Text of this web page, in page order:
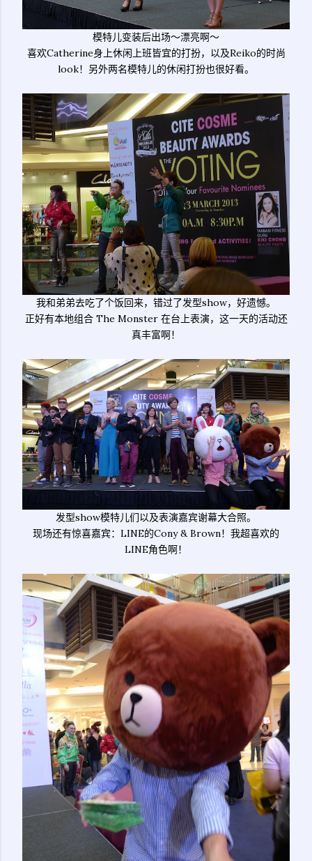
模特儿变装后出场～漂亮啊～
喜欢Catherine身上休闲上班皆宜的打扮，以及Reiko的时尚
look！另外两名模特儿的休闲打扮也很好看。
我和弟弟去吃了个饭回来，错过了发型show，好遗憾。
正好有本地组合 The Monster 在台上表演，这一天的活动还
真丰富啊！
发型show模特儿们以及表演嘉宾谢幕大合照。
现场还有惊喜嘉宾：LINE的Cony & Brown！我超喜欢的
LINE角色啊！